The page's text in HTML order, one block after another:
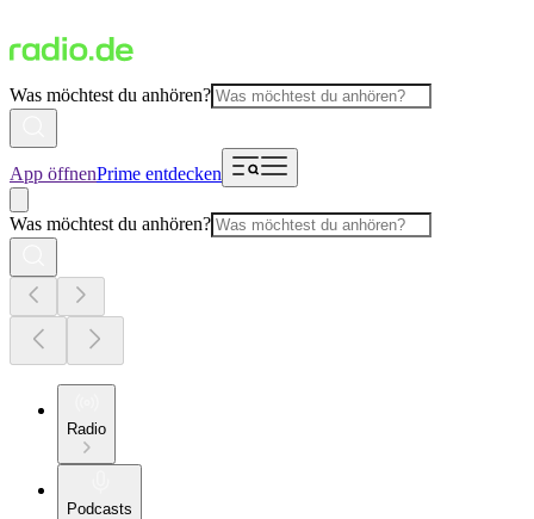
Was möchtest du anhören?
App öffnenPrime entdecken
Was möchtest du anhören?
Radio
Podcasts